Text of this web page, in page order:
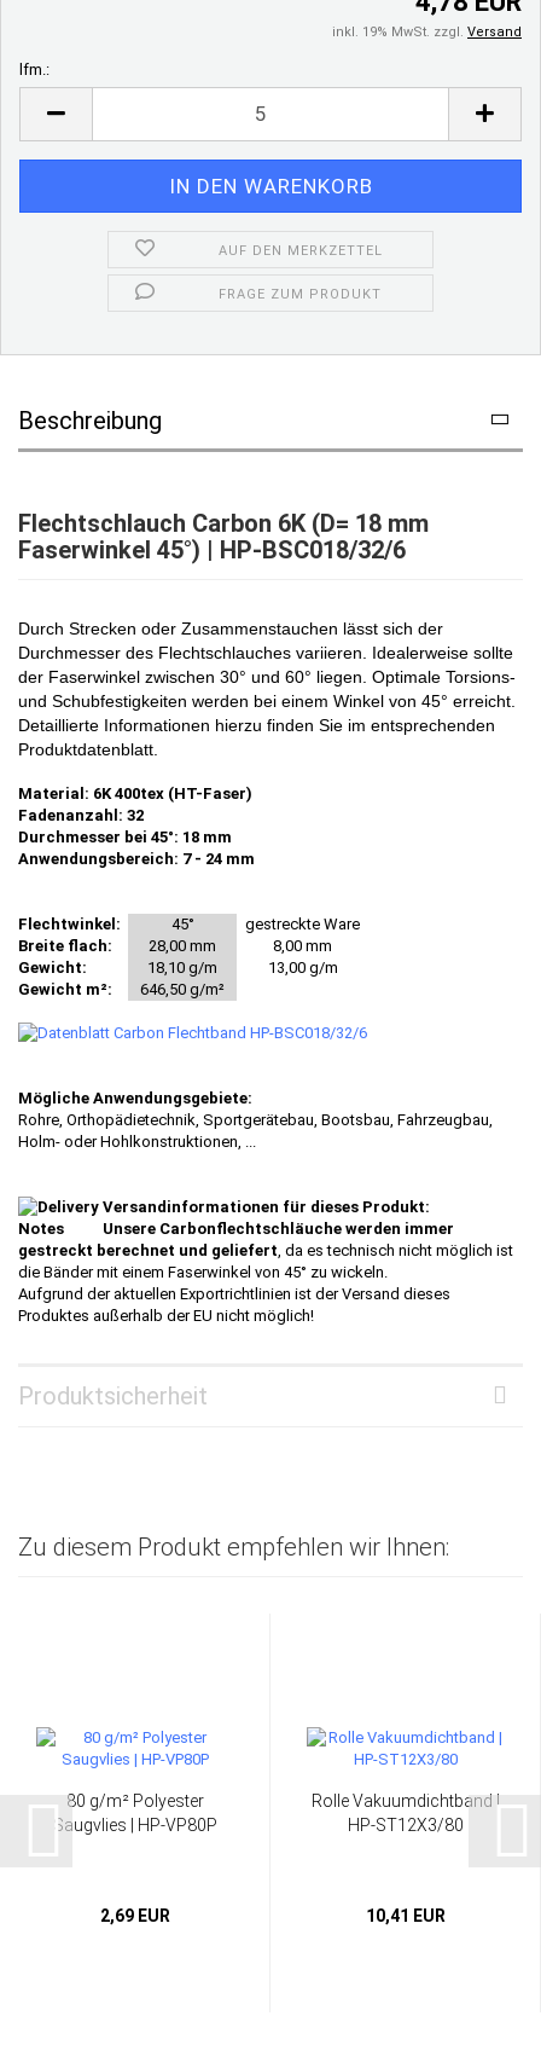
inkl. 19% MwSt. zzgl. Versand
lfm.:
AUF DEN MERKZETTEL
FRAGE ZUM PRODUKT
Beschreibung
Flechtschlauch Carbon 6K (D= 18 mm
Faserwinkel 45°) | HP-BSC018/32/6
Durch Strecken oder Zusammenstauchen lässt sich der
Durchmesser des Flechtschlauches variieren. Idealerweise sollte
der Faserwinkel zwischen 30° und 60° liegen. Optimale Torsions-
und Schubfestigkeiten werden bei einem Winkel von 45° erreicht.
Detaillierte Informationen hierzu finden Sie im entsprechenden
Produktdatenblatt.
Material: 6K 400tex (HT-Faser)
Fadenanzahl: 32
Durchmesser bei 45°: 18 mm
Anwendungsbereich: 7 - 24 mm
Flechtwinkel: 45°
gestreckte Ware
Breite flach:
28,00 mm
8,00 mm
Gewicht:
18,10 g/m
13,00 g/m
Gewicht m²:
646,50 g/m²
Mögliche Anwendungsgebiete:
Rohre, Orthopädietechnik, Sportgerätebau, Bootsbau, Fahrzeugbau,
Holm- oder Hohlkonstruktionen, ...
Versandinformationen für dieses Produkt:
Unsere Carbonflechtschläuche werden immer
gestreckt berechnet und geliefert, da es technisch nicht möglich ist
die Bänder mit einem Faserwinkel von 45° zu wickeln.
Aufgrund der aktuellen Exportrichtlinien ist der Versand dieses
Produktes außerhalb der EU nicht möglich!
Produktsicherheit
Zu diesem Produkt empfehlen wir Ihnen:
80 g/m² Polyester
Saugvlies | HP-VP80P
2,69 EUR
Rolle Vakuumdichtband |
HP-ST12X3/80
10,41 EUR